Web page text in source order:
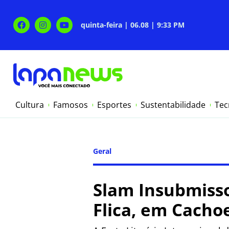
quinta-feira | 06.08 | 9:33 PM
Cultura Famosos Esportes Sustentabilidade
Geral
Slam
Flica, em